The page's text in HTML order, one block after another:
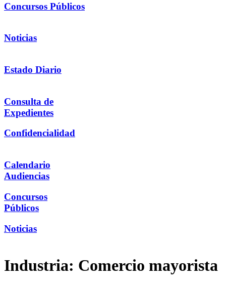
Concursos Públicos
Noticias
Estado Diario
Consulta de
Expedientes
Confidencialidad
Calendario
Audiencias
Concursos
Públicos
Noticias
Industria: Comercio mayorista